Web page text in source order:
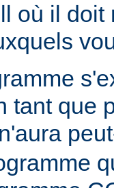
où il doit
tant que
n'aura